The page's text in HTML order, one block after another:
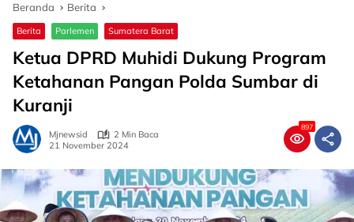
Beranda Berita
Berita Parlemen Sumatera Barat
Ketua DPRD Muhidi Dukung Program
Ketahanan Pangan Polda Sumbar di
Kuranji
Mjnewsid
2 Min Baca
21 November 2024
897